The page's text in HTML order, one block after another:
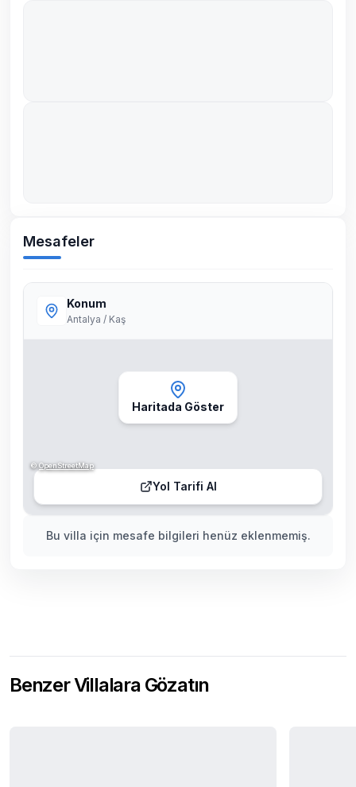
Mesafeler
Bu villa için mesafe bilgileri henüz eklenmemiş.
Konum
Antalya / Kaş
Haritada Göster
Yol Tarifi Al
©OpenStreetMap
Benzer Villalara Gözatın